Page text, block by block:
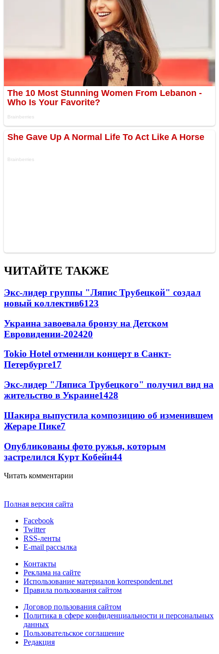
ЧИТАЙТЕ ТАКЖЕ
Экс-лидер группы "Ляпис Трубецкой" создал
новый коллектив6123
Украина завоевала бронзу на Детском
Евровидении-202420
Tokio Hotel отменили концерт в Санкт-
Петербурге17
Экс-лидер "Ляписа Трубецкого" получил вид на
жительство в Украине1428
Шакира выпустила композицию об изменившем
Жераре Пике7
Опубликованы фото ружья, которым
застрелился Курт Кобейн44
Читать комментарии
Полная версия сайта
Facebook
Twitter
RSS-ленты
E-mail рассылка
Контакты
Реклама на сайте
Использование материалов korrespondent.net
Правила пользования сайтом
Договор пользования сайтом
Политика в сфере конфиденциальности и персональных
данных
Пользовательское соглашение
Редакция